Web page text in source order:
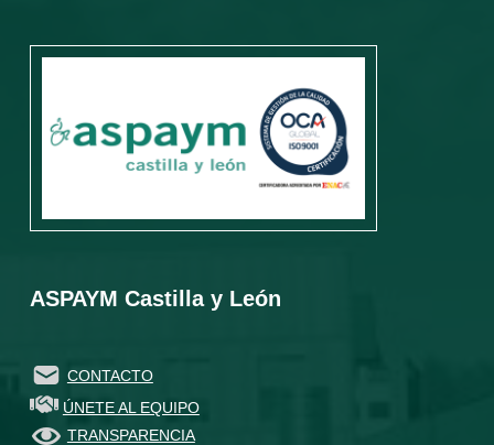
ASPAYM Castilla y León
CONTACTO
ÚNETE AL EQUIPO
TRANSPARENCIA